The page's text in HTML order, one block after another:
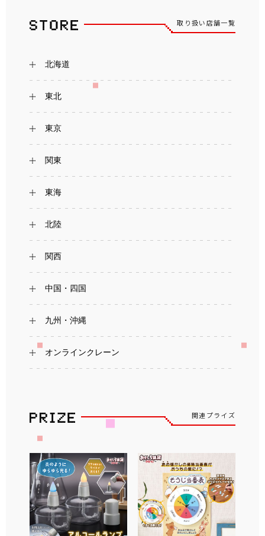
取り扱い店舗一覧
北海道
東北
東京
関東
東海
北陸
関西
中国・四国
九州・沖縄
オンラインクレーン
関連プライズ